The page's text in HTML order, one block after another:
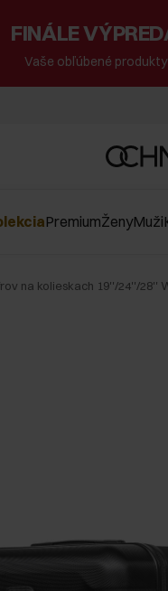
FINÁLE
Vaše obľúbené
PremiumŽenyMuži
na kolieskach 19''/24''/28''